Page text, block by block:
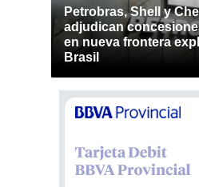
Petrobras, Shell y
adjudican
en nueva frontera
Brasil